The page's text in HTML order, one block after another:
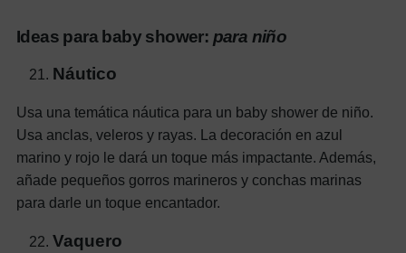
Ideas para baby shower: para niño
Náutico
Usa una temática náutica para un baby shower de niño.
Usa anclas, veleros y rayas. La decoración en azul
marino y rojo le dará un toque más impactante. Además,
añade pequeños gorros marineros y conchas marinas
para darle un toque encantador.
Vaquero